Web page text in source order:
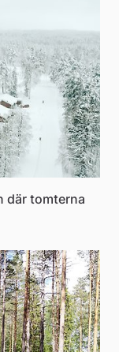
där tomterna